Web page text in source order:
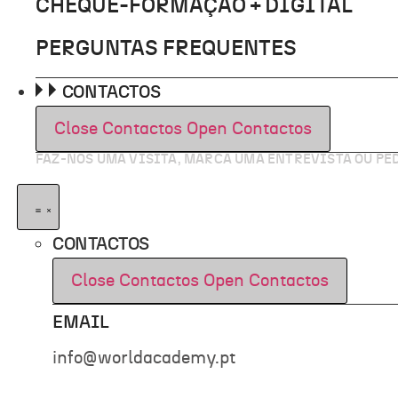
CHEQUE-FORMAÇÃO + DIGITAL
PERGUNTAS FREQUENTES
CONTACTOS
Close Contactos Open Contactos
FAZ-NOS UMA VISITA, MARCA UMA ENTREVISTA OU
CONTACTOS
Close Contactos Open Contactos
EMAIL
info@worldacademy.pt